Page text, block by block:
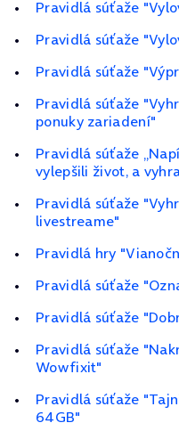
Pravidlá súťaže
Pravidlá súťaže
Pravidlá súťaže
Pravidlá súťaže
ponuky zariadení"
Pravidlá súťaže
vylepšili život, a
Pravidlá súťaže
livestreame"
Pravidlá hry
Pravidlá súťaže
Pravidlá súťaže
Pravidlá súťaže
Wowfixit"
Pravidlá súťaže
64GB"